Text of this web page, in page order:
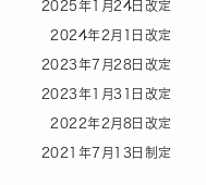
2025年1月24日改定
2024年2月1日改定
2023年7月28日改定
2023年1月31日改定
2022年2月8日改定
2021年7月13日制定